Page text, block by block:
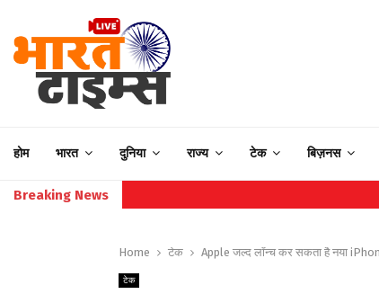
होम भारत दुनिया राज्य टेक बिज़नस
Breaking News
Home टेक Apple जल्द लॉन्च कर सकता है नया
टेक